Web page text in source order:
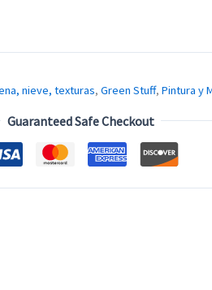
nieve, texturas, Green Stuff, Pintura y
Guaranteed Safe Checkout